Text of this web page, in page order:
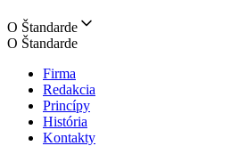
O Štandarde
O Štandarde
Firma
Redakcia
Princípy
História
Kontakty